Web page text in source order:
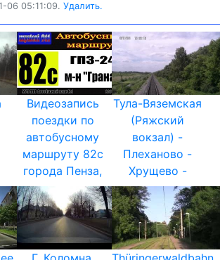
06 05:11:09. Удалить.
Видеозапись
поездки по
автобусному
маршруту 82с
города Пенза,
Тула-Вяземская
(Ряжский
вокзал) -
Плеханово -
Хрущево -